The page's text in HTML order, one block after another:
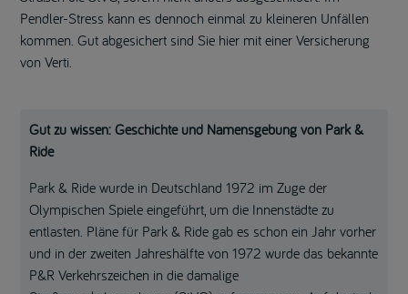
Pendler-Stress kann es dennoch einmal zu kleineren Unfällen
kommen. Gut abgesichert sind Sie hier mit einer Versicherung
von Verti.
Gut zu wissen: Geschichte und Namensgebung von Park &
Ride
Park & Ride wurde in Deutschland 1972 im Zuge der
Olympischen Spiele eingeführt, um die Innenstädte zu
entlasten. Pläne für Park & Ride gab es schon ein Jahr vorher
und in der zweiten Jahreshälfte von 1972 wurde das bekannte
P&R Verkehrszeichen in die damalige